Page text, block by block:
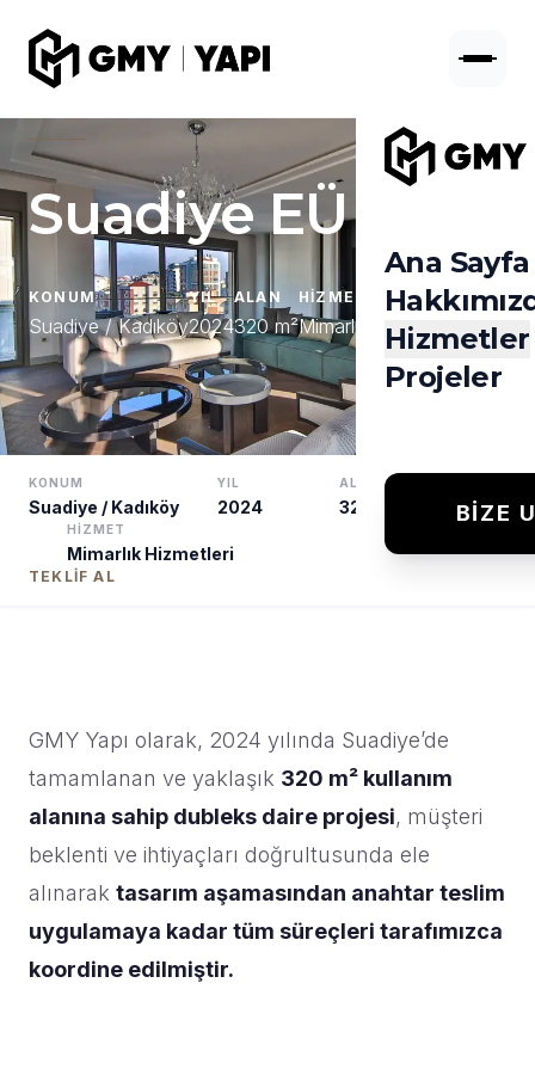
Ana Sayfa
Hizmetler
Projeler
BIZE
Suadiye EÜ Evi
KONUM
Suadiye / Kadıköy
YIL
2024
ALAN
320 m²
HIZMET
Mimarlık Hizmetleri
KONUM
Suadiye / Kadıköy
YIL
2024
ALAN
320 m²
HIZMET
Mimarlık Hizmetleri
TEKLIF AL
GMY Yapı olarak, 2024 yılında Suadiye’de
tamamlanan ve yaklaşık 320 m² kullanım
alanına sahip dubleks daire projesi, müşteri
beklenti ve ihtiyaçları doğrultusunda ele
alınarak tasarım aşamasından anahtar teslim
uygulamaya kadar tüm süreçleri tarafımızca
koordine edilmiştir.